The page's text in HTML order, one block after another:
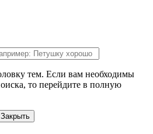
тем. Если вам необходимы
то перейдите в полную
Закрыть